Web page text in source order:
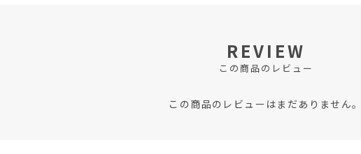
REVIEW
この商品のレビュー
この商品のレビューはまだありません。